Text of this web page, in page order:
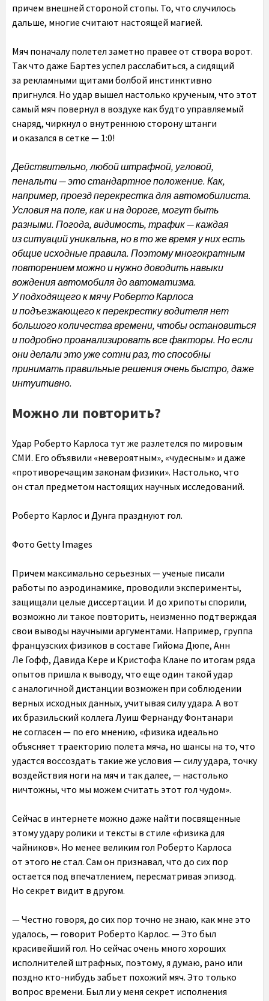
причем внешней стороной стопы. То, что случилось
дальше, многие считают настоящей магией.
Мяч поначалу полетел заметно правее от створа ворот.
Так что даже Бартез успел расслабиться, а сидящий
за рекламными щитами болбой инстинктивно
пригнулся. Но удар вышел настолько крученым, что этот
самый мяч повернул в воздухе как будто управляемый
снаряд, чиркнул о внутреннюю сторону штанги
и оказался в сетке — 1:0!
Действительно, любой штрафной, угловой,
пенальти — это стандартное положение. Как,
например, проезд перекрестка для автомобилиста.
Условия на поле, как и на дороге, могут быть
разными. Погода, видимость, трафик — каждая
из ситуаций уникальна, но в то же время у них есть
общие исходныеправила. Поэтому многократным
повторением можно и нужно доводить навыки
вождения автомобиля до автоматизма.
У подходящего к мячу Роберто Карлоса
и подъезжающего к перекрестку водителя нет
большого количества времени, чтобы остановиться
и подробно проанализировать все факторы. Но если
они делали это уже сотни раз, то способны
принимать правильные решения очень быстро, даже
интуитивно.
Можно ли повторить?
Удар Роберто Карлоса тут же разлетелся по мировым
СМИ. Его объявили «невероятным», «чудесным» и даже
«противоречащим законам физики». Настолько, что
он стал предметом настоящих научных исследований.
Роберто Карлос и Дунга празднуют гол.
Фото Getty Images
Причем максимально серьезных — ученые писали
работы по аэродинамике, проводили эксперименты,
защищали целые диссертации. И до хрипоты спорили,
возможно ли такое повторить, неизменно подтверждая
свои выводы научными аргументами. Например, группа
французских физиков в составе Гийома Дюпе, Анн
Ле Гофф, Давида Кере и Кристофа Клане по итогам ряда
опытов пришла к выводу, что еще один такой удар
с аналогичной дистанции возможен при соблюдении
верных исходных данных, учитывая силу удара. А вот
их бразильский коллега Луиш Фернанду Фонтанари
не согласен — по его мнению, «физика идеально
объясняет траекторию полета мяча, но шансы на то, что
удастся воссоздать такие же условия — силу удара, точку
воздействия ноги на мяч и так далее, — настолько
ничтожны, что мы можем считать этот гол чудом».
Сейчас в интернете можно даже найти посвященные
этому удару ролики и тексты в стиле «физика для
чайников». Но менее великим гол Роберто Карлоса
от этого не стал. Сам он признавал, что до сих пор
остается под впечатлением, пересматривая эпизод.
Но секрет видит в другом.
— Честно говоря, до сих пор точно не знаю, как мне это
удалось, — говорит Роберто Карлос. — Это был
красивейший гол. Но сейчас очень много хороших
исполнителей штрафных, поэтому, я думаю, рано или
поздно кто-нибудь забьет похожий мяч. Это только
вопрос времени. Был ли у меня секрет исполнения